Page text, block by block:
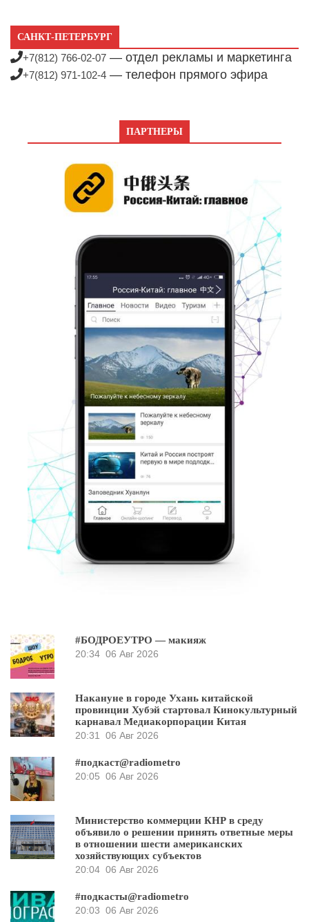
САНКТ-ПЕТЕРБУРГ
+7(812) 766-02-07 — отдел рекламы и маркетинга
+7(812) 971-102-4 — телефон прямого эфира
ПАРТНЕРЫ
#БОДРОЕУТРО — макияж
20:34 06 Авг 2026
Накануне в городе Ухань китайской
провинции Хубэй стартовал Кинокультурный
карнавал Медиакорпорации Китая
20:31
06 Авг 2026
#подкаст@radiometro
20:05 06 Авг 2026
Министерство коммерции КНР в среду
объявило о решении принять ответные меры
в отношении шести американских
хозяйствующих субъектов
20:04 06 Авг 2026
#подкасты@radiometro
20:03 06 Авг 2026